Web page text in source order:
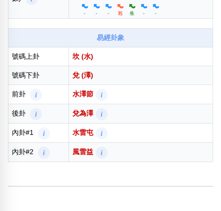
- - - 剋 生 - -
易經卦象
號碼上卦 坎 (水)
號碼下卦 兌 (澤)
前卦 i 水澤節 i
後卦 i 兌為澤 i
內卦#1 i 水雷屯 i
內卦#2 i 風雷益 i